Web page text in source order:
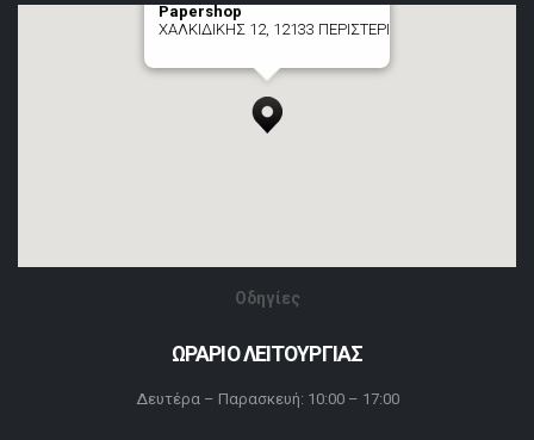
Papershop
ΧΑΛΚΙΔΙΚΗΣ 12, 12133 ΠΕΡΙΣΤΕΡΙ
Οδηγίες
ΩΡΑΡΙΟ ΛΕΙΤΟΥΡΓΙΑΣ
Δευτέρα – Παρασκευή: 10:00 – 17:00